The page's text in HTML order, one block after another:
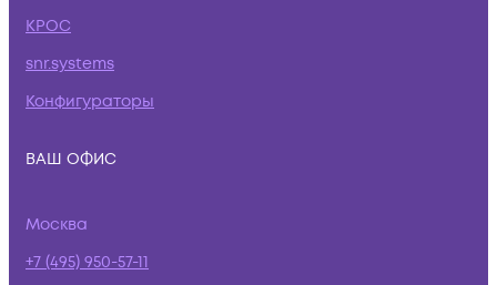
КРОС
snr.systems
Конфигураторы
ВАШ ОФИС
Москва
+7 (495) 950-57-11